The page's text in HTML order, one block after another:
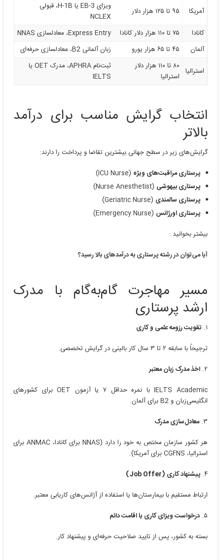
آمریکا ۹۵ تا ۱۲۵ هزار دلار
ویزای EB-3 یا H-1B، قبولی
NCLEX
کانادا
۷۵ تا ۱۱۰ هزار دلار کانادا
Express Entry، معادلسازی NNAS
آلمان
۴۵ تا ۶۵ هزار یورو
زبان آلمانی B2، معادلسازی حرفه‌ای
استرالیا
۸۰ تا ۱۱۰ هزار دلار
استرالیا
ثبت‌نام APHRA، مدرک OET یا
IELTS
انتخاب گرایش مناسب برای درآمد
بالاتر
گرایش‌های زیر در سطح جهانی بیشترین تقاضا و پرداخت را دارند:
پرستاری مراقبت‌های ویژه (ICU Nurse)
پرستاری بیهوشی (Nurse Anesthetist)
پرستاری سالمندی (Geriatric Nurse)
پرستاری اورژانس (Emergency Nurse)
بیشتر بخوانید :
آیا می‌توان در رشته پرستاری به درآمدهای بالا رسید؟
مسیر مهاجرت گام‌به‌گام با مدرک
ارشد پرستاری
۱. تقویت رزومه علمی و کاری
ترجیحاً با سابقه ۲ تا ۳ سال کار بالینی در گرایش تخصصی.
۲. اخذ مدرک زبان معتبر
IELTS Academic با نمره حداقل ۷ یا آزمون OET برای کشورهای
انگلیسی‌زبان و B2 برای آلمان.
۳. معادل‌سازی مدرک
هر کشور سازمان مختص به خود را دارد (NNAS برای کانادا، ANMAC برای
استرالیا، CGFNS برای آمریکا).
۴. پیشنهاد کاری (Job Offer)
ارتباط مستقیم با بیمارستان‌ها یا استفاده از آژانس‌های کاریابی معتبر.
۵. درخواست ویزای کاری یا اقامت دائم
بسته به کشور، پس از تایید صلاحیت حرفه‌ای و پیشنهاد کار.